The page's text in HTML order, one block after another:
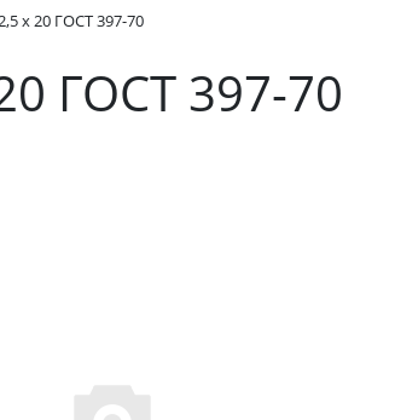
х 20 ГОСТ 397-70
ГОСТ 397-70